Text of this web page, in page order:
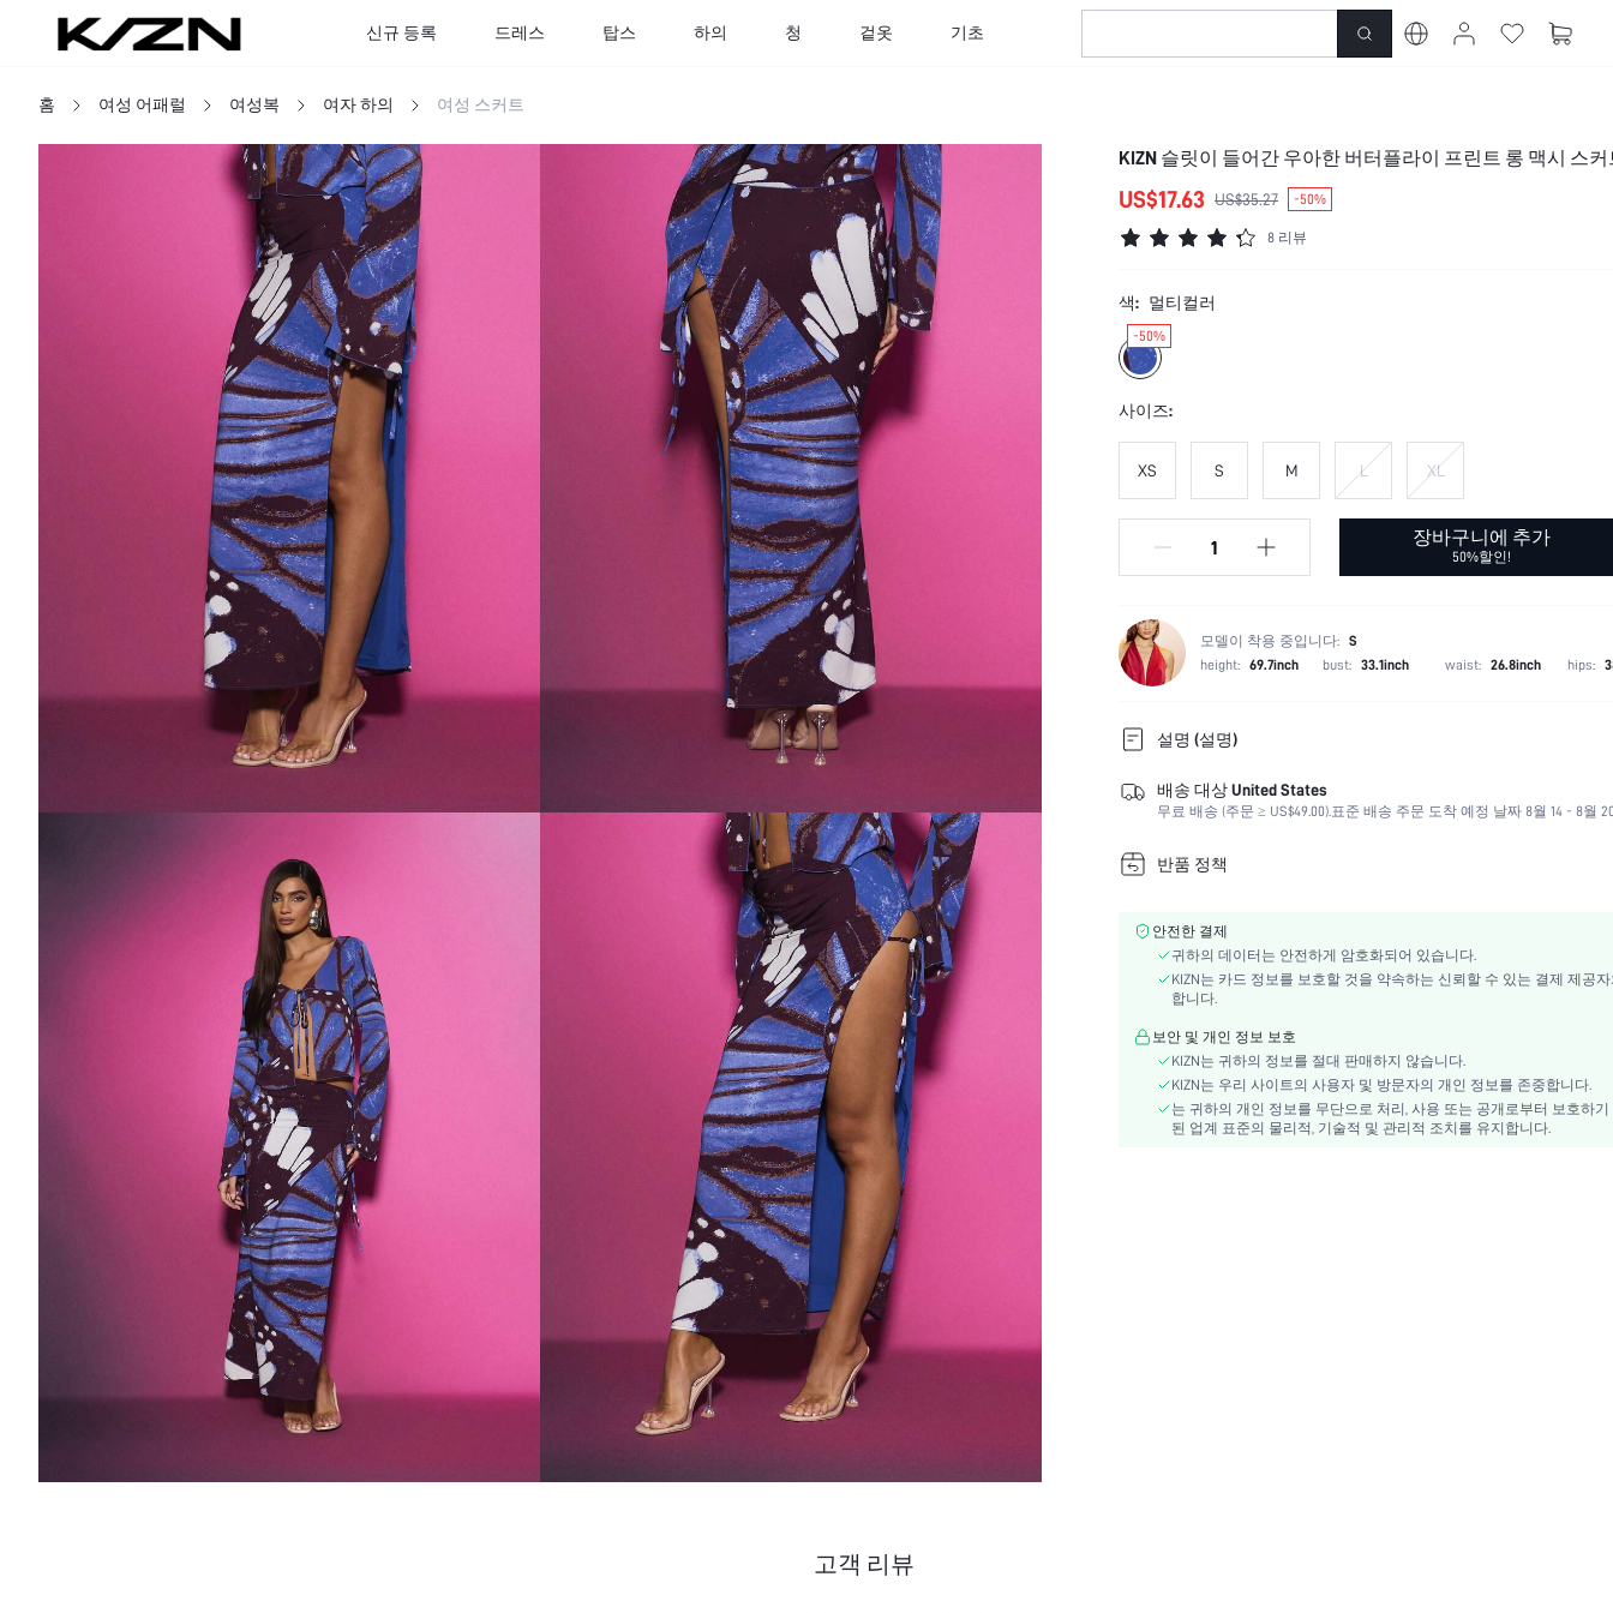
신규 등록 드레스 탑스 하의 청 겉옷 기초
홈 여성 어패럴 여성복 여자 하의 여성 스커트
KIZN 슬릿이 들어간 우아한 버터플라이 프린트 롱 맥시 스커
US$17.63 US$35.27 -50%
8 리뷰
색: 멀티컬러
-50%
사이즈:
XS S M L XL
장바구니에 추가
50%할인!
모델이 착용 중입니다: S
height: 69.7inch bust: 33.1inch waist: 26.8inch hips:
설명 (설명)
색:
멀티컬러
맥시
원단의 탄력성:
페스티벌:
보온성을 더하기 위한 안감:
100% 폴리에스터
캐주얼
타입 맞춤:
레귤러 핏
허리 라인:
드롭 웨이스트
워븐 패브릭
배송 대상 United States
무료 배송 (주문 ≥ US$49.00).표준 배송 주문 도착 예정 날짜 8월 14 - 8월
반품 정책
안전한 결제
귀하의 데이터는 안전하게 암호화되어 있습니다.
KIZN는 카드 정보를 보호할 것을 약속하는 신뢰할 수 있는 결제 제공
합니다.
보안 및 개인 정보 보호
KIZN는 귀하의 정보를 절대 판매하지 않습니다.
KIZN는 우리 사이트의 사용자 및 방문자의 개인 정보를 존중합니다.
는 귀하의 개인 정보를 무단으로 처리, 사용 또는 공개로부터 보호하
된 업계 표준의 물리적, 기술적 및 관리적 조치를 유지합니다.
고객 리뷰